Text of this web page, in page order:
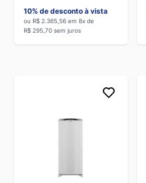
10% de desconto à vista
ou R$ 2.365,56 em 8x de
R$ 295,70 sem juros